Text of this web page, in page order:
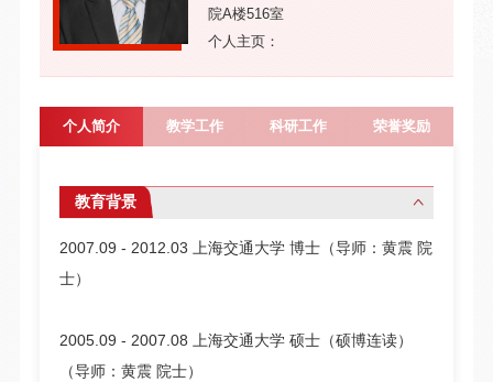
院A楼516室
个人主页：
个人简介 教学工作 科研工作 荣誉奖励
教育背景
2007.09 - 2012.03 上海交通大学 博士（导师：黄震 院
士）
2005.09 - 2007.08 上海交通大学 硕士（硕博连读）
（导师：黄震 院士）